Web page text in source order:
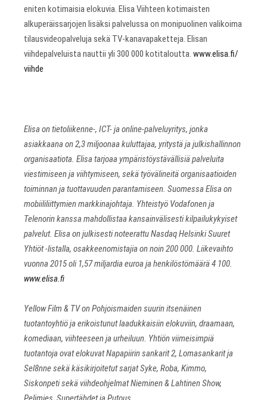
eniten kotimaisia elokuvia. Elisa Viihteen kotimaisten
alkuperäissarjojen lisäksi palvelussa on monipuolinen valikoima
tilausvideopalveluja sekä TV-kanavapaketteja. Elisan
viihdepalveluista nauttii yli 300 000 kotitaloutta. www.elisa.fi/
viihde
Elisa on tietoliikenne-, ICT- ja online-palveluyritys, jonka
asiakkaana on 2,3 miljoonaa kuluttajaa, yritystä ja julkishallinnon
organisaatiota. Elisa tarjoaa ympäristöystävällisiä palveluita
viestimiseen ja viihtymiseen, sekä työvälineitä organisaatioiden
toiminnan ja tuottavuuden parantamiseen. Suomessa Elisa on
mobiililiittymien markkinajohtaja. Yhteistyö Vodafonen ja
Telenorin kanssa mahdollistaa kansainvälisesti kilpailukykyiset
palvelut. Elisa on julkisesti noteerattu Nasdaq Helsinki Suuret
Yhtiöt -listalla, osakkeenomistajia on noin 200 000. Liikevaihto
vuonna 2015 oli 1,57 miljardia euroa ja henkilöstömäärä 4 100.
www.elisa.fi
Yellow Film & TV on Pohjoismaiden suurin itsenäinen
tuotantoyhtiö ja erikoistunut laadukkaisiin elokuviin, draamaan,
komediaan, viihteeseen ja urheiluun. Yhtiön viimeisimpiä
tuotantoja ovat elokuvat Napapiirin sankarit 2, Lomasankarit ja
Sel8nne sekä käsikirjoitetut sarjat Syke, Roba, Kimmo,
Siskonpeti sekä viihdeohjelmat Nieminen & Lahtinen Show,